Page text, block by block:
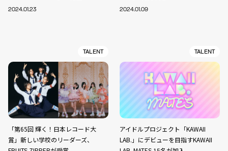
2024.01.23 2024.01.09
TALENT
「第65回 輝く！日本レコード大
賞」新しい学校のリーダーズ、
TALENT
アイドルプロジェクト「KAWAII
LAB.」にデビューを目指すKAWAII